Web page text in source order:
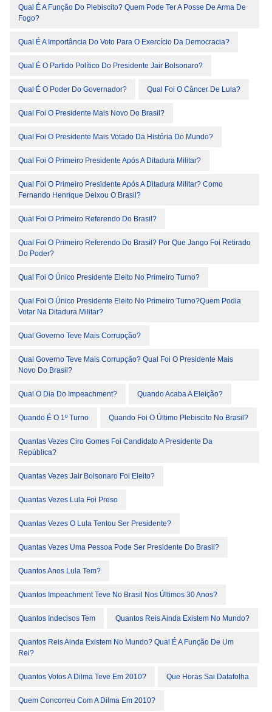
Qual É A Função Do Plebiscito? Quem Pode Ter A Posse De Arma De
Fogo?
Qual É A Importância Do Voto Para O Exercício Da Democracia?
Qual É O Partido Político Do Presidente Jair Bolsonaro?
Qual É O Poder Do Governador? Qual Foi O Câncer De Lula?
Qual Foi O Presidente Mais Novo Do Brasil?
Qual Foi O Presidente Mais Votado Da História Do Mundo?
Qual Foi O Primeiro Presidente Após A Ditadura Militar?
Qual Foi O Primeiro Presidente Após A Ditadura Militar? Como
Fernando Henrique Deixou O Brasil?
Qual Foi O Primeiro Referendo Do Brasil?
Qual Foi O Primeiro Referendo Do Brasil? Por Que Jango Foi Retirado
Do Poder?
Qual Foi O Único Presidente Eleito No Primeiro Turno?
Qual Foi O Único Presidente Eleito No Primeiro Turno?Quem Podia
Votar Na Ditadura Militar?
Qual Governo Teve Mais Corrupção?
Qual Governo Teve Mais Corrupção? Qual Foi O Presidente Mais
Novo Do Brasil?
Qual O Dia Do Impeachment? Quando Acaba A Eleição?
Quando É O 1º Turno Quando Foi O Último Plebiscito No Brasil?
Quantas Vezes Ciro Gomes Foi Candidato A Presidente Da
República?
Quantas Vezes Jair Bolsonaro Foi Eleito?
Quantas Vezes Lula Foi Preso
Quantas Vezes O Lula Tentou Ser Presidente?
Quantas Vezes Uma Pessoa Pode Ser Presidente Do Brasil?
Quantos Anos Lula Tem?
Quantos Impeachment Teve No Brasil Nos Últimos 30 Anos?
Quantos Indecisos Tem Quantos Reis Ainda Existem No Mundo?
Quantos Reis Ainda Existem No Mundo? Qual É A Função De Um
Rei?
Quantos Votos A Dilma Teve Em 2010? Que Horas Sai Datafolha
Quem Concorreu Com A Dilma Em 2010?